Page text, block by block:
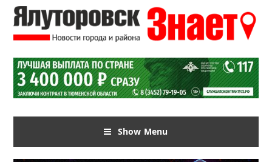
Show Menu